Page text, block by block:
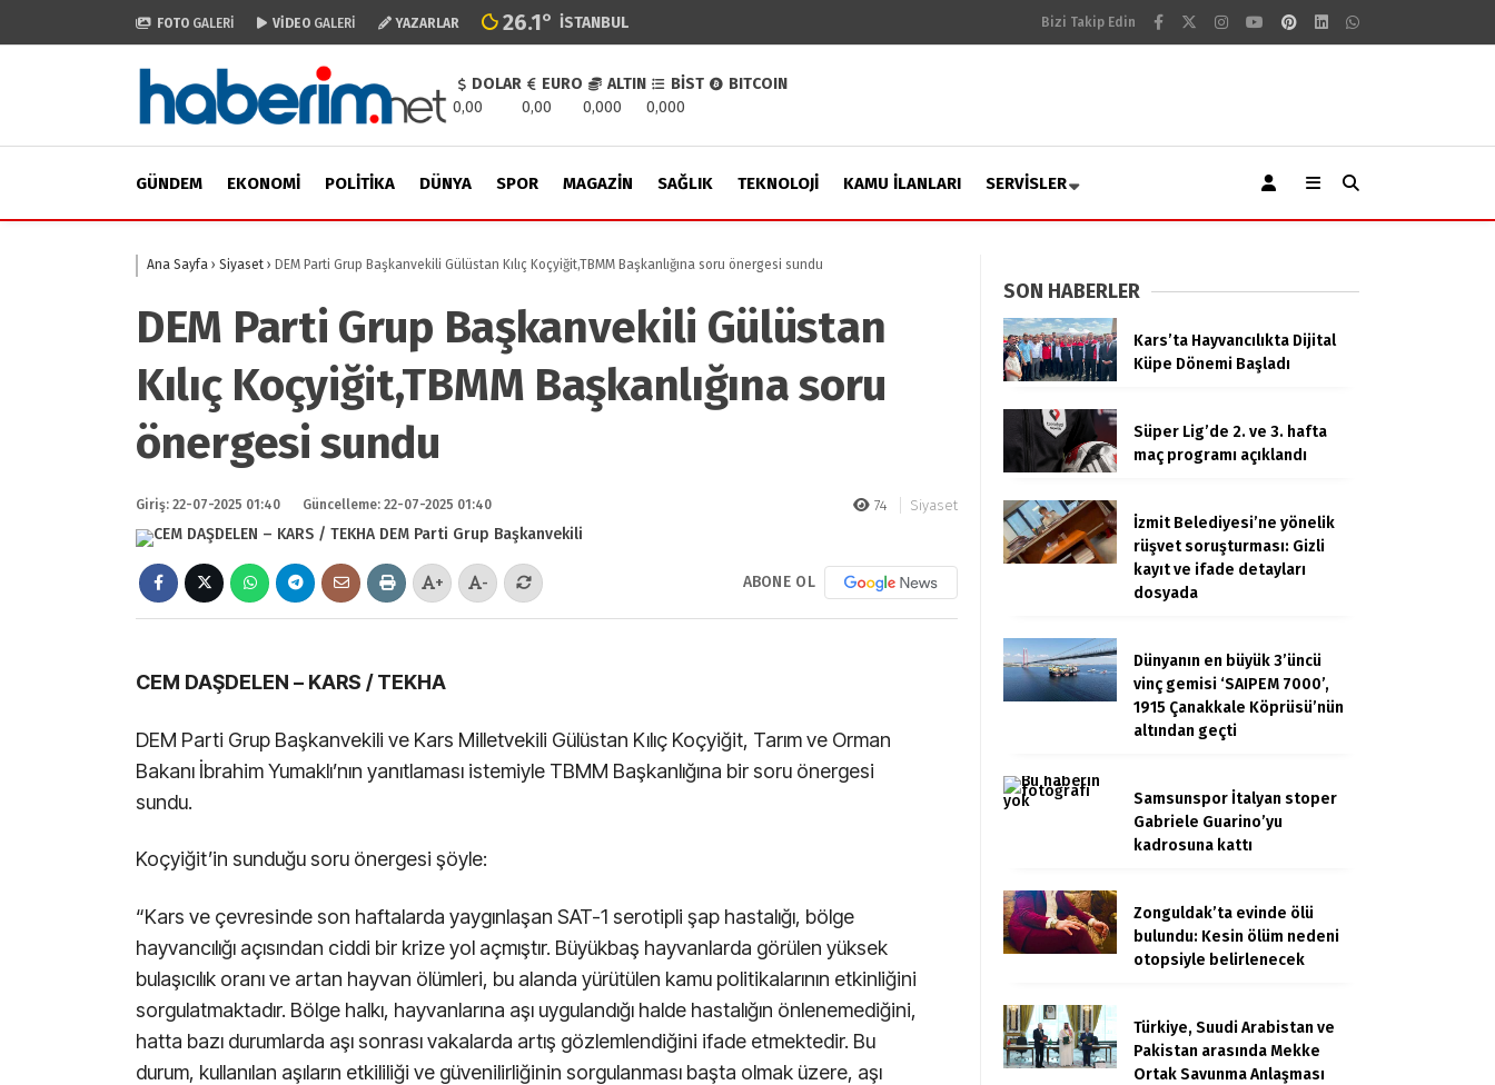
FOTO GALERİ VİDEO GALERİ YAZARLAR 26.1° İSTANBUL Bizi Takip Edin
DOLAR
0,00
EURO
0,00
ALTIN
0,000
BİST
0,000
BITCOIN
GÜNDEM EKONOMI POLITIKA DÜNYA SPOR MAGAZIN SAĞLIK TEKNOLOJI KAMU İLANLARI SERVISLER
Ana Sayfa › Siyaset › DEM Parti Grup Başkanvekili Gülüstan Kılıç Koçyiğit,TBMM Başkanlığına soru önergesi sundu
DEM Parti Grup Başkanvekili Gülüstan
Kılıç Koçyiğit,TBMM Başkanlığına soru
önergesi sundu
Giriş: 22-07-2025 01:40 Güncelleme: 22-07-2025 01:40 74 Siyaset
+ - ABONE OL
CEM DAŞDELEN – KARS / TEKHA
DEM Parti Grup Başkanvekili ve Kars Milletvekili Gülüstan Kılıç Koçyiğit, Tarım ve Orman
Bakanı İbrahim Yumaklı’nın yanıtlaması istemiyle TBMM Başkanlığına bir soru önergesi
sundu.
Koçyiğit’in sunduğu soru önergesi şöyle:
“Kars ve çevresinde son haftalarda yaygınlaşan SAT-1 serotipli şap hastalığı, bölge
hayvancılığı açısından ciddi bir krize yol açmıştır. Büyükbaş hayvanlarda görülen yüksek
bulaşıcılık oranı ve artan hayvan ölümleri, bu alanda yürütülen kamu politikalarının etkinliğini
sorgulatmaktadır. Bölge halkı, hayvanlarına aşı uygulandığı halde hastalığın önlenemediğini,
hatta bazı durumlarda aşı sonrası vakalarda artış gözlemlendiğini ifade etmektedir. Bu
durum, kullanılan aşıların etkililiği ve güvenilirliğinin sorgulanması başta olmak üzere, aşı
SON HABERLER
Kars’ta Hayvancılıkta Dijital
Küpe Dönemi Başladı
Süper Lig’de 2. ve 3. hafta
maç programı açıklandı
İzmit Belediyesi’ne yönelik
rüşvet soruşturması: Gizli
kayıt ve ifade detayları
dosyada
Dünyanın en büyük 3’üncü
vinç gemisi ‘SAIPEM 7000’,
1915 Çanakkale Köprüsü’nün
altından geçti
Samsunspor İtalyan stoper
Gabriele Guarino’yu
kadrosuna kattı
Zonguldak’ta evinde ölü
bulundu: Kesin ölüm nedeni
otopsiyle belirlenecek
Türkiye, Suudi Arabistan ve
Pakistan arasında Mekke
Ortak Savunma Anlaşması